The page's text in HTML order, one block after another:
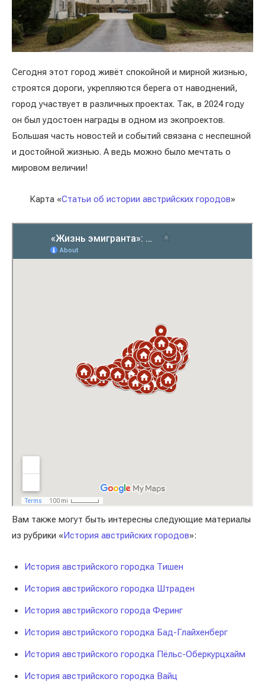
Сегодня этот город живёт спокойной и мирной жизнью,
строятся дороги, укрепляются берега от наводнений,
город участвует в различных проектах. Так, в 2024 году
он был удостоен награды в одном из экопроектов.
Большая часть новостей и событий связана с неспешной
и достойной жизнью. А ведь можно было мечтать о
мировом величии!
Карта «Статьи об истории австрийских городов»
Вам также могут быть интересны следующие материалы
из рубрики «История австрийских городов»:
История австрийского городка Тишен
История австрийского городка Штраден
История австрийского города Феринг
История австрийского городка Бад-Глайхенберг
История австрийского городка Пёльс-Оберкурцхайм
История австрийского городка Вайц